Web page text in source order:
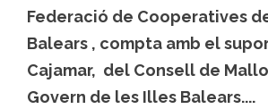
Federació de Cooperatives
Balears , compta amb el
Cajamar, del Consell de
Govern de les Illes Balears....